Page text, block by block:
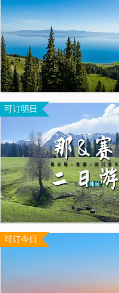
可订明日
可订今日